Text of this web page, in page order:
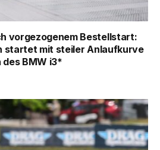
vorgezogenem Bestellstart:
startet mit steiler Anlaufkurve
BMW i3*